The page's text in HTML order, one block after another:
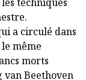
a circulé dans
même
morts
Beethoven